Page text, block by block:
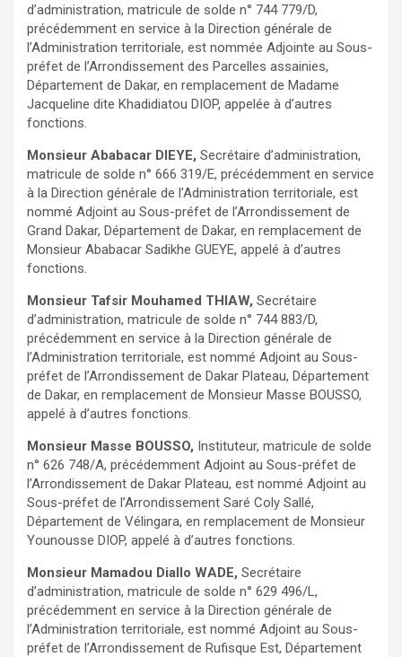
d’administration, matricule de solde n° 744 779/D,
précédemment en service à la Direction générale de
l’Administration territoriale, est nommée Adjointe au Sous-
préfet de l’Arrondissement des Parcelles assainies,
Département de Dakar, en remplacement de Madame
Jacqueline dite Khadidiatou DIOP, appelée à d’autres
fonctions.
Monsieur Ababacar DIEYE, Secrétaire d’administration,
matricule de solde n° 666 319/E, précédemment en service
à la Direction générale de l’Administration territoriale, est
nommé Adjoint au Sous-préfet de l’Arrondissement de
Grand Dakar, Département de Dakar, en remplacement de
Monsieur Ababacar Sadikhe GUEYE, appelé à d’autres
fonctions.
Monsieur Tafsir Mouhamed THIAW, Secrétaire
d’administration, matricule de solde n° 744 883/D,
précédemment en service à la Direction générale de
l’Administration territoriale, est nommé Adjoint au Sous-
préfet de l’Arrondissement de Dakar Plateau, Département
de Dakar, en remplacement de Monsieur Masse BOUSSO,
appelé à d’autres fonctions.
Monsieur Masse BOUSSO, Instituteur, matricule de solde
n° 626 748/A, précédemment Adjoint au Sous-préfet de
l’Arrondissement de Dakar Plateau, est nommé Adjoint au
Sous-préfet de l’Arrondissement Saré Coly Sallé,
Département de Vélingara, en remplacement de Monsieur
Younousse DIOP, appelé à d’autres fonctions.
Monsieur Mamadou Diallo WADE, Secrétaire
d’administration, matricule de solde n° 629 496/L,
précédemment en service à la Direction générale de
l’Administration territoriale, est nommé Adjoint au Sous-
préfet de l’Arrondissement de Rufisque Est, Département